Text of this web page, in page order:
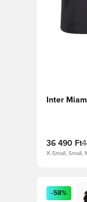
Inter
36 490 Ft
X-Small, Small,
Megnyit
-58%